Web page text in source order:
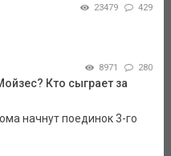
23479 429
8971 280
Кто сыграет за
начнут поединок 3-го